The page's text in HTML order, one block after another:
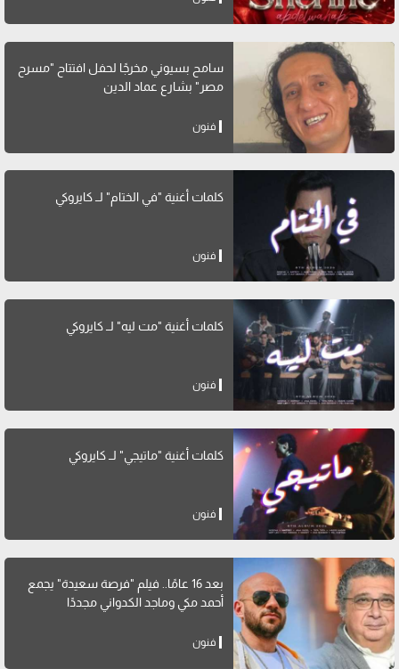
سامح بسيوني مخرجًا لحفل افتتاح "مسرح
مصر" بشارع عماد الدين
فنون
كلمات أغنية "في الختام" لــ كايروكي
فنون
كلمات أغنية "مت ليه" لــ كايروكي
فنون
كلمات أغنية "ماتيجي" لــ كايروكي
فنون
بعد 16 عامًا.. فيلم "فرصة سعيدة" يجمع
أحمد مكي وماجد الكدواني مجددًا
فنون